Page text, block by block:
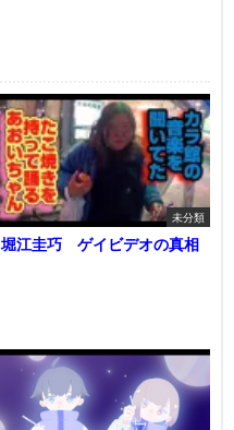
未分類
堀江圭巧 ゲイビデオの真相